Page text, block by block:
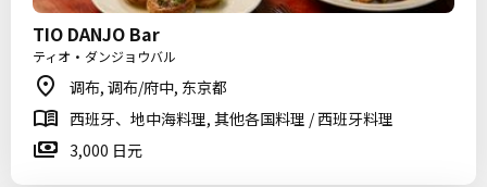
TIO DANJO Bar
ティオ・ダンジョウバル
调布, 调布/府中, 东京都
西班牙、地中海料理, 其他各国料理 / 西班牙料理
3,000 日元